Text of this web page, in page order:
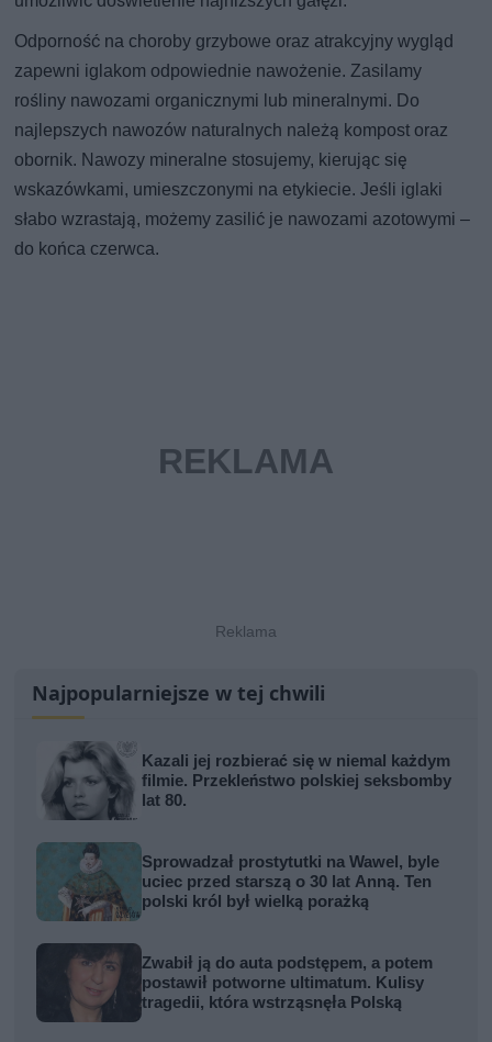
Odporność na choroby grzybowe oraz atrakcyjny wygląd
zapewni iglakom odpowiednie nawożenie. Zasilamy
rośliny nawozami organicznymi lub mineralnymi. Do
najlepszych nawozów naturalnych należą kompost oraz
obornik. Nawozy mineralne stosujemy, kierując się
wskazówkami, umieszczonymi na etykiecie. Jeśli iglaki
słabo wzrastają, możemy zasilić je nawozami azotowymi –
do końca czerwca.
Najpopularniejsze w tej chwili
Kazali jej rozbierać się w niemal każdym
filmie. Przekleństwo polskiej seksbomby
lat 80.
Sprowadzał prostytutki na Wawel, byle
uciec przed starszą o 30 lat Anną. Ten
polski król był wielką porażką
Zwabił ją do auta podstępem, a potem
postawił potworne ultimatum. Kulisy
tragedii, która wstrząsnęła Polską